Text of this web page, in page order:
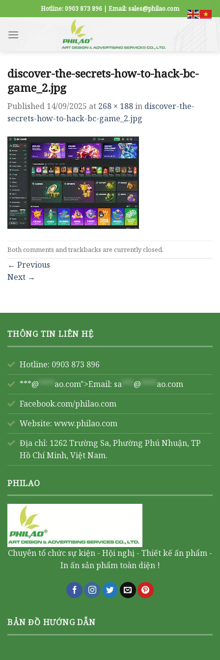
to
content
Hotline: 0903 873 896 | Email: sales@philao.com
discover-the-secrets-how-to-hack-bc-
game_2.jpg
Published 14/09/2025 at 268 × 188in discover-the-
secrets-how-to-hack-bc-game_2.jpg
Both comments and trackbacks are currently closed.
← Previous
Next →
THÔNG TIN LIÊN HỆ
Hotline: 0903 873 896
***@ **** ao.com">Email: sa *** @ **** ao.com
Facebook.com/philao.com
Website: www.philao.com
Địa chỉ: 1262 Trường Sa, Phường Phú Nhuận, TP
Hồ Chí Minh, Việt Nam.
PHILAO
Chuyên tổ chức sự kiện - Hội nghị - Thiết kế ấn phẩm -
In ấn sản phẩm toàn diện !
BẢN ĐỒ HƯỚNG DẪN